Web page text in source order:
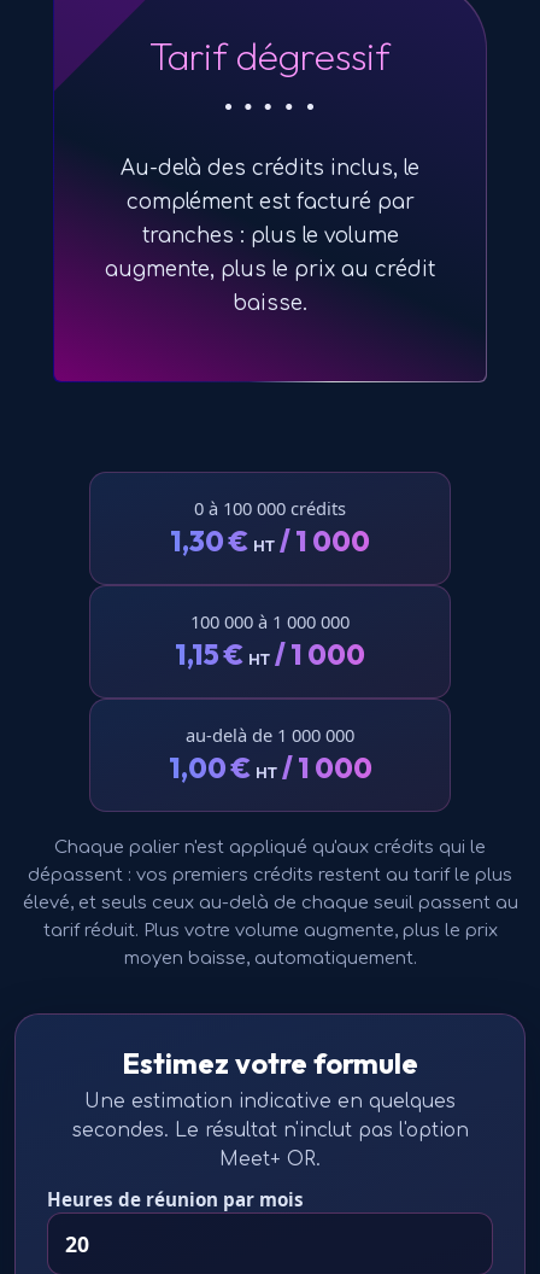
Tarif dégressif
Au-delà des crédits inclus, le
complément est facturé par
tranches : plus le volume
augmente, plus le prix au crédit
baisse.
0 à 100 000 crédits
1,30€ HT / 1 000
100 000 à 1 000 000
1,15€ HT / 1 000
au-delà de 1 000 000
1,00€ HT/ 1 000
Chaque palier n'est appliqué qu'aux crédits qui le
dépassent : vos premiers crédits restent au tarif le plus
élevé, et seuls ceux au-delà de chaque seuil passent au
tarif réduit. Plus votre volume augmente, plus le prix
moyen baisse, automatiquement.
Estimez votre formule
Une estimation indicative en quelques
secondes. Le résultat n'inclut pas l'option
Meet+ OR.
Heures de réunion par mois